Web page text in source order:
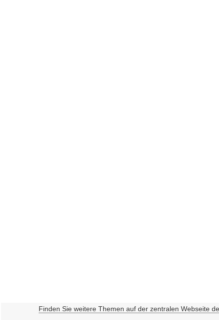
Finden Sie weitere Themen auf der zentralen Webseite